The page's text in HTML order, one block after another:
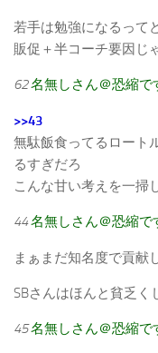
若手は勉強になるって
販促＋半コーチ要因じ
62名無しさん＠恐縮で
>>43
無駄飯食ってるロート
るすぎだろ
こんな甘い考えを一掃
44名無しさん＠恐縮で
まぁまだ知名度で貢献
SBさんはほんと貧乏く
45名無しさん＠恐縮で